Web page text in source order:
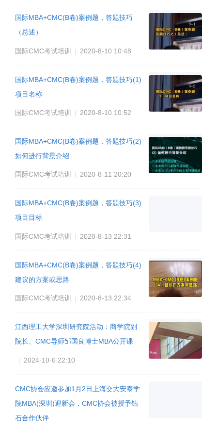
国际MBA+CMC(B卷)案例题，答题技巧
（总述）
国际CMC考试培训 | 2020-8-10 10:48
国际MBA+CMC(B卷)案例题，答题技巧(1)
项目名称
国际CMC考试培训 | 2020-8-10 10:52
国际MBA+CMC(B卷)案例题，答题技巧(2)
如何进行背景介绍
国际CMC考试培训 | 2020-8-11 20:20
国际MBA+CMC(B卷)案例题，答题技巧(3)
项目目标
国际CMC考试培训 | 2020-8-13 22:31
国际MBA+CMC(B卷)案例题，答题技巧(4)
建议的方案或思路
国际CMC考试培训 | 2020-8-13 22:34
江西理工大学深圳研究院活动：商学院副
院长、CMC导师邹国良博士MBA公开课
| 2024-10-6 22:10
CMC协会应邀参加1月2日上海交大安泰学
院MBA(深圳)迎新会，CMC协会被授予钻
石合作伙伴